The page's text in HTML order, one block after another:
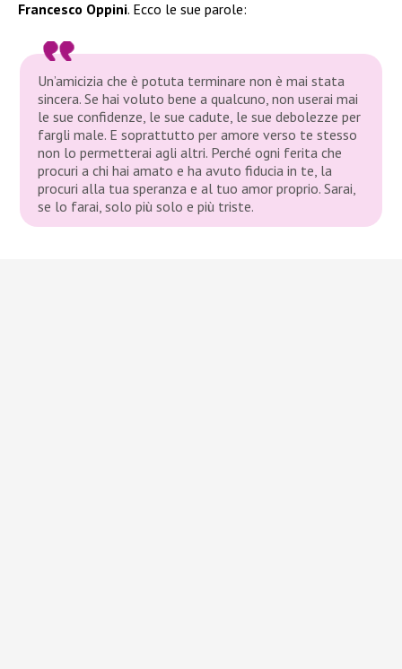
Francesco Oppini. Ecco le sue parole:
Un’amicizia che è potuta terminare non è mai stata
sincera. Se hai voluto bene a qualcuno, non userai mai
le sue confidenze, le sue cadute, le sue debolezze per
fargli male. E soprattutto per amore verso te stesso
non lo permetterai agli altri. Perché ogni ferita che
procuri a chi hai amato e ha avuto fiducia in te, la
procuri alla tua speranza e al tuo amor proprio. Sarai,
se lo farai, solo più solo e più triste.